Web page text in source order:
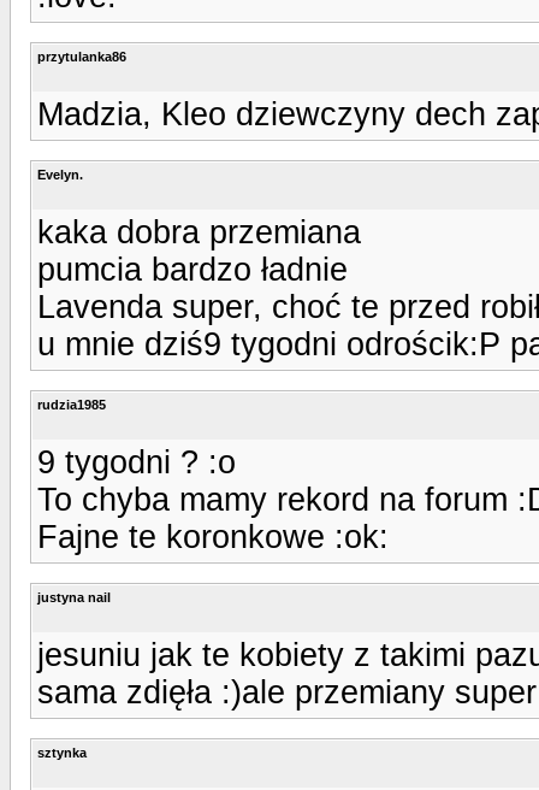
przytulanka86
Madzia, Kleo dziewczyny dech
Evelyn.
kaka dobra przemiana
pumcia bardzo ładnie
Lavenda super, choć te przed
u mnie dziś9 tygodni odrościk:P
rudzia1985
9 tygodni ? :o
To chyba mamy rekord na forum
Fajne te koronkowe :ok:
justyna nail
jesuniu jak te kobiety z takimi
sama zdięła :)ale przemiany super
sztynka